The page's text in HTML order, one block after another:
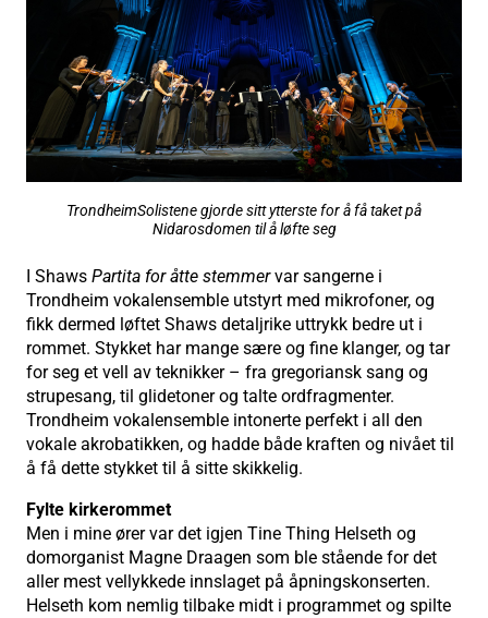
TrondheimSolistene gjorde sitt ytterste for å få taket på
Nidarosdomen til å løfte seg
I Shaws Partita for åtte stemmervar sangerne i
Trondheim vokalensemble utstyrt med mikrofoner, og
fikk dermed løftet Shaws detaljrike uttrykk bedre ut i
rommet. Stykket har mange sære og fine klanger, og tar
for seg et vell av teknikker – fra gregoriansk sang og
strupesang, til glidetoner og talte ordfragmenter.
Trondheim vokalensemble intonerte perfekt i all den
vokale akrobatikken, og hadde både kraften og nivået til
å få dette stykket til å sitte skikkelig.
Fylte kirkerommet
Men i mine ører var det igjen Tine Thing Helseth og
domorganist Magne Draagen som ble stående for det
aller mest vellykkede innslaget på åpningskonserten.
Helseth kom nemlig tilbake midt i programmet og spilte